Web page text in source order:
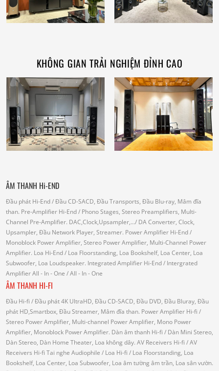
KHÔNG GIAN TRẢI NGHIỆM ĐỈNH CAO
ÂM THANH Hi-END
Đầu phát Hi-End/ Đầu CD-SACD, Đầu Transports, Đầu Blu-ray, Mâm đĩa
than. Pre-Amplifier Hi-End/ Phono Stages, Stereo Preamplifiers, Multi-
Channel Pre-Amplifier. DAC,Clock,Upsampler,.../ DA Converter, Clock,
Upsampler, Đầu Network Player, Streamer. Power Amplifier Hi-End/
Monoblock Power Amplifier, Stereo Power Amplifier, Multi-Channel Power
Amplifier. Loa Hi-End/ Loa Floorstanding, Loa Bookshelf, Loa Center, Loa
Subwoofer, Loa Loudspeaker. Integrated Amplifier Hi-End/ Intergrated
AmplifierAll - In - One / All - In - One
ÂM THANH HI-FI
Đầu Hi-fi / Đầu phát 4K UltraHD, Đầu CD-SACD, Đầu DVD, Đầu Bluray, Đầu
phát HD,Smartbox, Đầu Streamer, Mâm đĩa than. Power Amplifier Hi-fi /
Stereo Power Amplifier, Multi-channel Power Amplifier, Mono Power
Amplifier, Monoblock Power Amplifier. Dàn âm thanh Hi-fi / Dàn Mini Stereo,
Dàn Stereo, Dàn Home Theater, Loa không dây. AV Receivers Hi-fi / AV
Receivers Hi-fi Tai nghe Audiophile / Loa Hi-fi / Loa Floorstanding, Loa
Bookshelf, Loa Center, Loa Subwoofer, Loa âm tường âm trần, Loa sân vườn.